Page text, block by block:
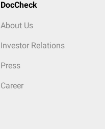
DocCheck
About Us
Investor Relations
Press
Career